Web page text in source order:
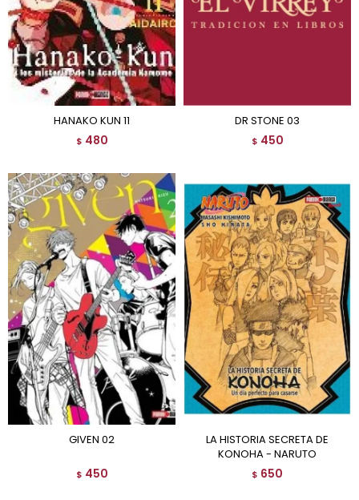
HANAKO KUN 11
$ 480
DR STONE 03
$ 450
GIVEN 02
$ 450
LA HISTORIA SECRETA DE
KONOHA - NARUTO
$ 650